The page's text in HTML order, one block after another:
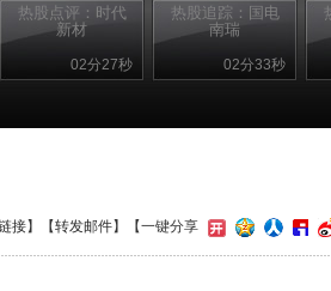
热股点评：时代
新材
02分27秒
热股追踪：国电
南瑞
02分33秒
接】【转发邮件】【一键分享